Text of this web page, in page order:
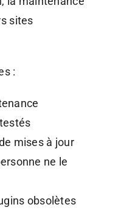
sites
:
mises à jour
ne le
obsolètes